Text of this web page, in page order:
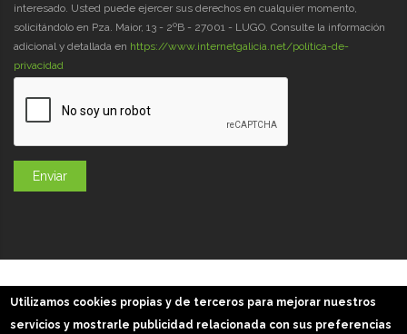
interesado. Usted puede ejercer sus derechos en cualquier momento,
solicitándolo en Pza. Maior, 13 - 2ºB - 27001 - LUGO. Consulte la información
adicional y detallada en https://www.internetgalicia.net/política-de-
privacidad
Utilizamos cookies propias y de terceros para mejorar nuestros
servicios y mostrarle publicidad relacionada con sus preferencias